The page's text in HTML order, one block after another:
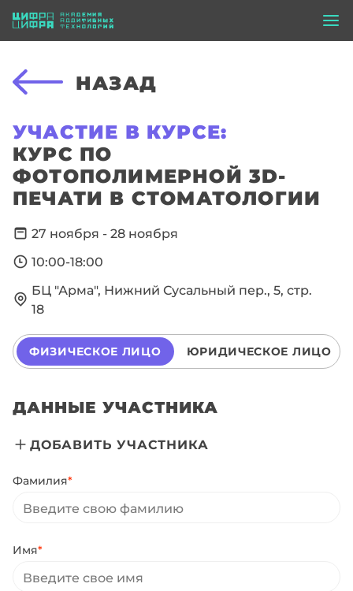
НАЗАД
УЧАСТИЕ В КУРСЕ:
КУРС ПО
ФОТОПОЛИМЕРНОЙ 3D-
ПЕЧАТИ В СТОМАТОЛОГИИ
27 ноября - 28 ноября
10:00-18:00
БЦ "Арма", Нижний Сусальный пер., 5, стр.
18
ФИЗИЧЕСКОЕ ЛИЦО ЮРИДИЧЕСКОЕ ЛИЦО
ДАННЫЕ УЧАСТНИКА
ДОБАВИТЬ УЧАСТНИКА
Фамилия*
Имя*